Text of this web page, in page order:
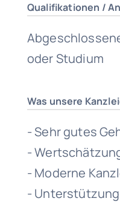
Qualifikationen /
oder Studium
Was unsere
- Sehr gutes
-
- Moderne
-